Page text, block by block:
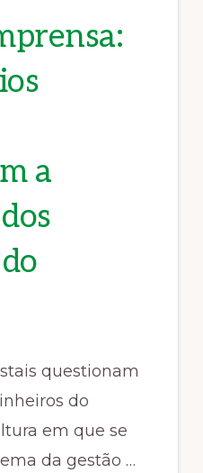
a
questionam
do
em que se
da gestão …